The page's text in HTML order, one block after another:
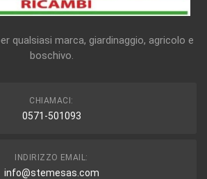
qualsiasi marca, giardinaggio, agricolo e
boschivo.
CHIAMACI:
0571-501093
INDIRIZZO EMAIL:
info@stemesas.com